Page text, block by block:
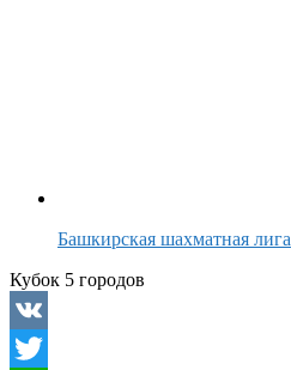
Башкирская шахматная лига
Кубок 5 городов
VK